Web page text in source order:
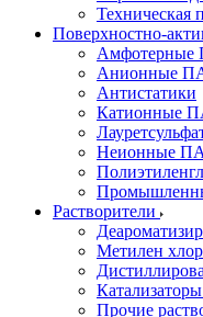
Техническая
Поверхностно-
Анионные
Антистатики
Катионные
Неионные
Растворители
Метилен
Прочие